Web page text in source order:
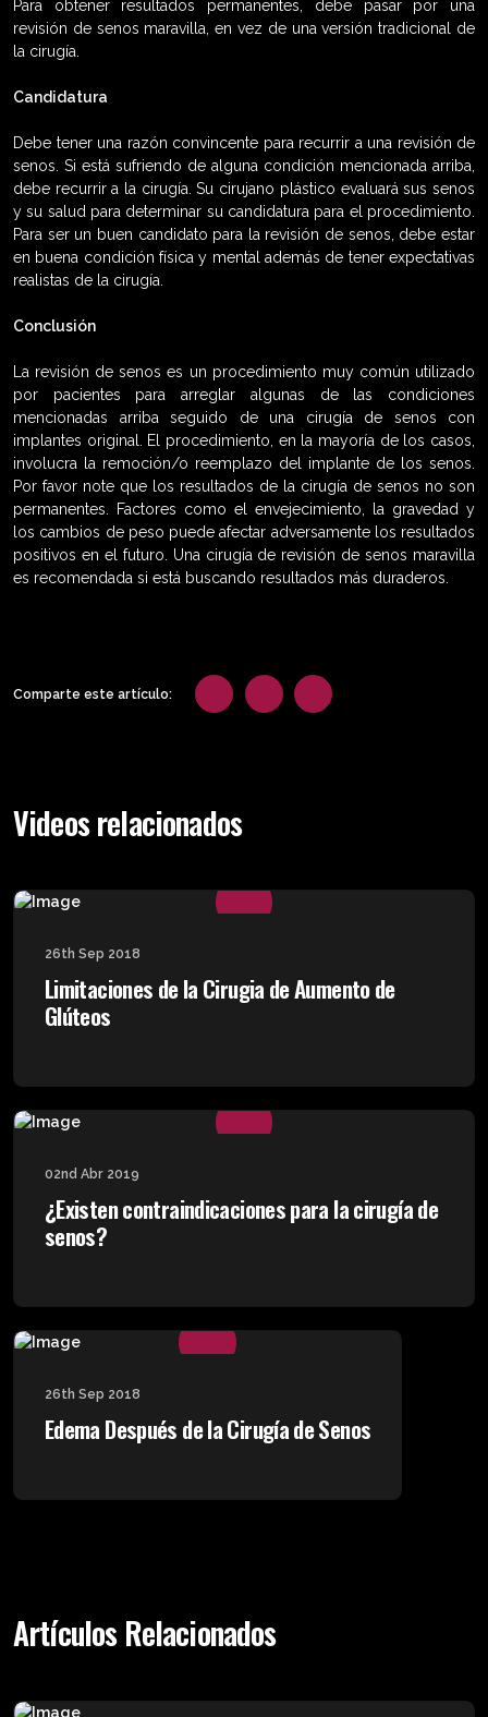
Para obtener resultados permanentes, debe pasar por una
revisión de senos maravilla, en vez de una versión tradicional de
la cirugía.
Candidatura
Debe tener una razón convincente para recurrir a una revisión de
senos. Si está sufriendo de alguna condición mencionada arriba,
debe recurrir a la cirugía. Su cirujano plástico evaluará sus senos
y su salud para determinar su candidatura para el procedimiento.
Para ser un buen candidato para la revisión de senos, debe estar
en buena condición física y mental además de tener expectativas
realistas de la cirugía.
Conclusión
La revisión de senos es un procedimiento muy común utilizado
por pacientes para arreglar algunas de las condiciones
mencionadas arriba seguido de una cirugía de senos con
implantes original. El procedimiento, en la mayoría de los casos,
involucra la remoción/o reemplazo del implante de los senos.
Por favor note que los resultados de la cirugía de senos no son
permanentes. Factores como el envejecimiento, la gravedad y
los cambios de peso puede afectar adversamente los resultados
positivos en el futuro. Una cirugía de revisión de senos maravilla
es recomendada si está buscando resultados más duraderos.
Comparte este artículo:
Videos relacionados
26th Sep 2018
Limitaciones de la Cirugia de Aumento de
Glúteos
02nd Abr 2019
¿Existen contraindicaciones para la cirugía de
senos?
26th Sep 2018
Edema Después de la Cirugía de Senos
Artículos Relacionados